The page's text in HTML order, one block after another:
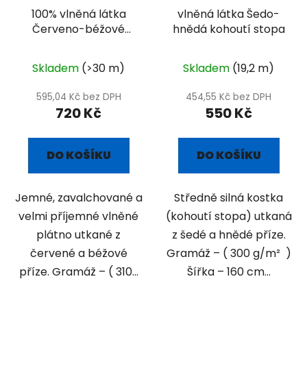
100% vlněná látka
Červeno-béžové
Skladem (>30 m)
595,04 Kč bez DPH
720 Kč
DO KOŠÍKU
Jemné, zavalchované a
velmi příjemné vlněné
plátno utkané z
červené a béžové
příze. Gramáž – ( 310...
vlněná látka Šedo-
hnědá kohoutí stopa
Skladem (19,2 m)
454,55 Kč bez DPH
550 Kč
DO KOŠÍKU
Středně silná kostka
(kohoutí stopa) utkaná
z šedé a hnědé příze.
Gramáž – ( 300 g/m² )
Šířka – 160 cm...